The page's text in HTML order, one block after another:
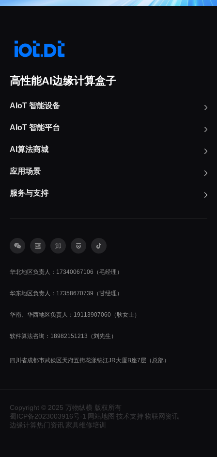
高性能AI边缘计算盒子
AIoT 智能设备
AIoT 智能平台
AI算法商城
应用场景
服务与支持
华北地区负责人：17340067106（毛经理）
华东地区负责人：17358670739（甘经理）
华南、华西地区负责人：19113907060（耿女士）
软件算法咨询：18982151213（刘先生）
四川省成都市武侯区天府五街花漾锦江JR大厦B座7层（总部）
Copyright © 2025 万物纵横 版权所有
蜀ICP备2023003916号-1 网站地图 技术支持 物联网资讯
边缘计算热门资讯 家具维修培训